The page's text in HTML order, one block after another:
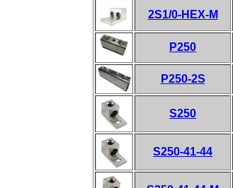
2S1/0-HEX-M
P250
P250-2S
S250
S250-41-44